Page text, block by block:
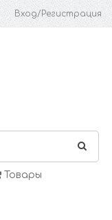
Вход/Регистрация
Товары